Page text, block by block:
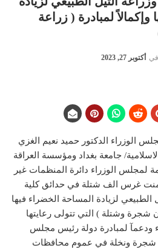
وإكمالاً لمبادرة ( زراعة
في أكتوبر 27, 2023
الوزراء الدكتور حميد نعيم الغزي
جامعة بغداد ومؤسسة العراقة
لمجلس الوزراء دائرة المنظمات غير
غرس الف شتلة في حدائق كلية
الطبيعي لزيادة المساحة الخضراء فيها
شجرة وشتلة ) التي تتولى رعايتها
ودعمآ لمبادرة دولة رئيس مجلس
شجرة ونخلة في عموم محافظات